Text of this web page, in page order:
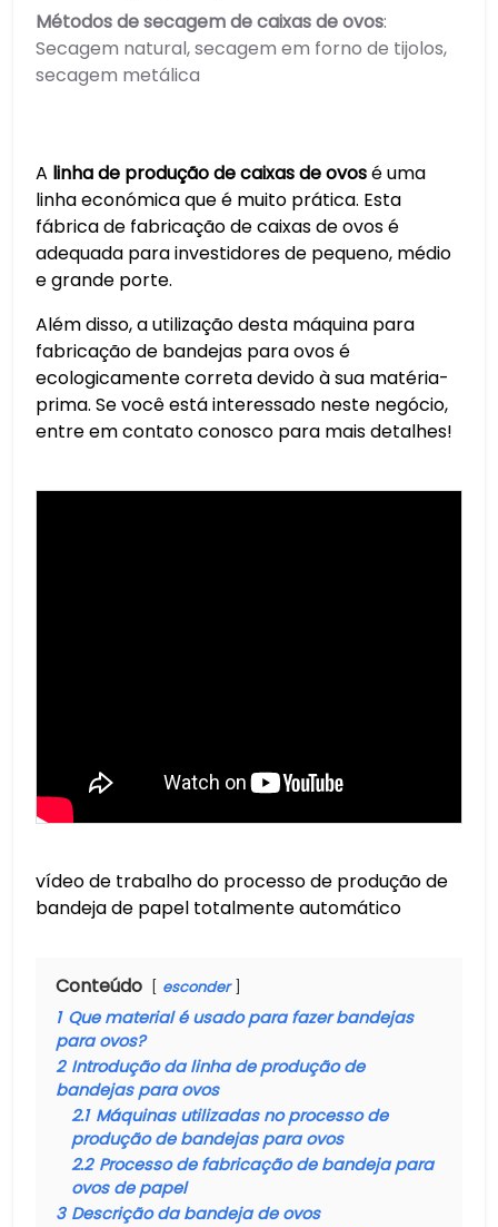
Métodos de secagem de caixas de ovos:
Secagem natural, secagem em forno de tijolos,
secagem metálica
A linha de produção de caixas de ovosé uma
linha económica que é muito prática. Esta
fábrica de fabricação de caixas de ovos é
adequada para investidores de pequeno, médio
e grande porte.
Além disso, a utilização desta máquina para
fabricação de bandejas para ovos é
ecologicamente correta devido à sua matéria-
prima. Se você está interessado neste negócio,
entre em contato conosco para mais detalhes!
vídeo de trabalho do processo de produção de
bandeja de papel totalmente automático
Conteúdo esconder
1 Que material é usado para fazer bandejas
para ovos?
2 Introdução da linha de produção de
bandejas para ovos
2.1 Máquinas utilizadas no processo de
produção de bandejas para ovos
2.2 Processo de fabricação de bandeja para
ovos de papel
3 Descrição da bandeja de ovos